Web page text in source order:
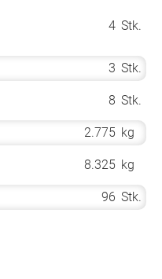
4 Stk.
3 Stk.
8 Stk.
2.775 kg
8.325 kg
96 Stk.